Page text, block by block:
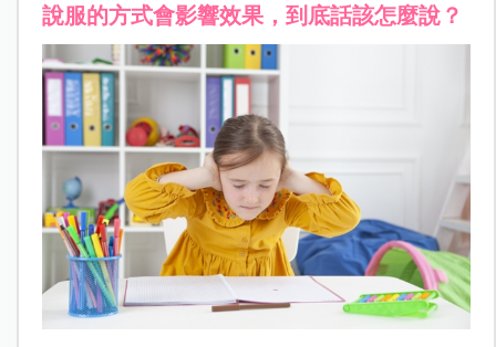
說服的方式會影響效果，到底話該怎麼說？